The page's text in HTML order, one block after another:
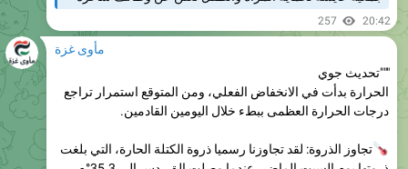
مأوى غزة
"""تحديث جوي
الحرارة بدأت في الانخفاض الفعلي، ومن المتوقع استمرار تراجع
درجات الحرارة العظمى ببطء خلال اليومين القادمين.
تجاوز الذروة: لقد تجاوزنا رسميا ذروة الكتلة الحارة، التي بلغت